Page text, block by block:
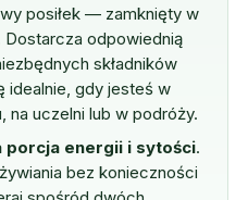
posiłek — zamknięty w
odpowiednią
składników
idealnie, gdy jesteś w
na uczelni lub w podróży.
porcja energii i sytości.
bez konieczności